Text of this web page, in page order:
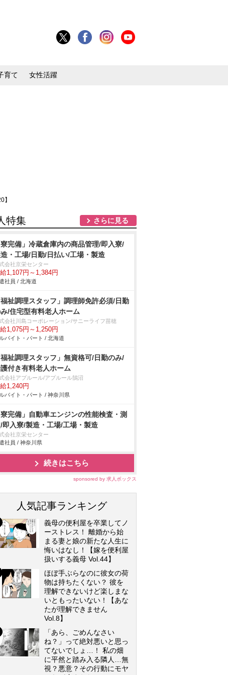
育て 女性活躍
】
特集 さらに見る
寮完備」冷蔵倉庫内の商品管理/即入寮/
・工場/日勤/日払い/工場・製造
会社京栄センター
1,107円～1,384円
社員 / 北海道
福祉調理スタッフ」調理師免許必須/日勤
/住宅型有料老人ホーム
会社川島コーポレーション/サニーライフ苗穂
1,075円～1,250円
バイト・パート / 北海道
福祉調理スタッフ」無資格可/日勤のみ/
付き有料老人ホーム
会社アプルール/アプルール鵠沼
1,240円
バイト・パート / 神奈川県
寮完備」自動車エンジンの性能検査・測
即入寮/製造・工場/工場・製造
会社京栄センター
社員 / 神奈川県
続きはこちら
sponsored by 求人ボックス
人気記事ランキング
義母の便利屋を卒業してノ
ーストレス！ 離婚から始
まる妻と娘の新たな人生に
悔いはなし！【嫁を便利屋
扱いする義母 Vol.44】
ほぼ手ぶらなのに彼女の荷
物は持ちたくない？ 彼を
理解できないけど楽しまな
いともったいない！【あな
たが理解できません
Vol.8】
「あら、ごめんなさい
ね？」って絶対悪いと思っ
てないでしょ…！ 私の畑
に平然と踏み入る隣人…無
視？悪意？その行動にモヤ